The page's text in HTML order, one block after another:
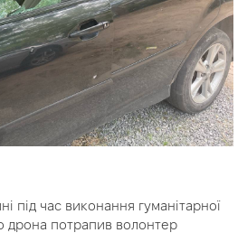
під час виконання гуманітарної
дрона потрапив волонтер